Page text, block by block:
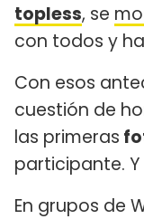
topless, se
con todos y
Con esos
cuestión de
las primeras
participante.
En grupos de